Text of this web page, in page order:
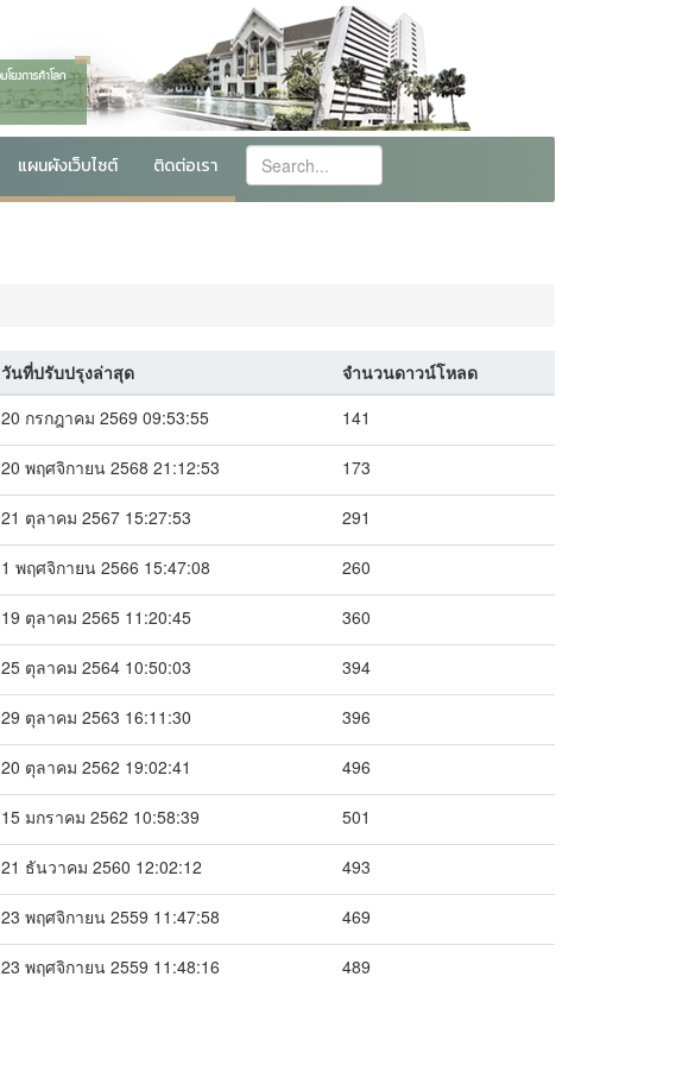
แผนผังเว็บไซต์ ติดต่อเรา
วันที่ปรับปรุงล่าสุด
จำนวนดาวน์โหลด
20 กรกฎาคม 2569 09:53:55 141
20 พฤศจิกายน 2568 21:12:53 173
21 ตุลาคม 2567 15:27:53 291
1 พฤศจิกายน 2566 15:47:08 260
19 ตุลาคม 2565 11:20:45 360
25 ตุลาคม 2564 10:50:03 394
29 ตุลาคม 2563 16:11:30 396
20 ตุลาคม 2562 19:02:41 496
15 มกราคม 2562 10:58:39 501
21 ธันวาคม 2560 12:02:12 493
23 พฤศจิกายน 2559 11:47:58 469
23 พฤศจิกายน 2559 11:48:16 489